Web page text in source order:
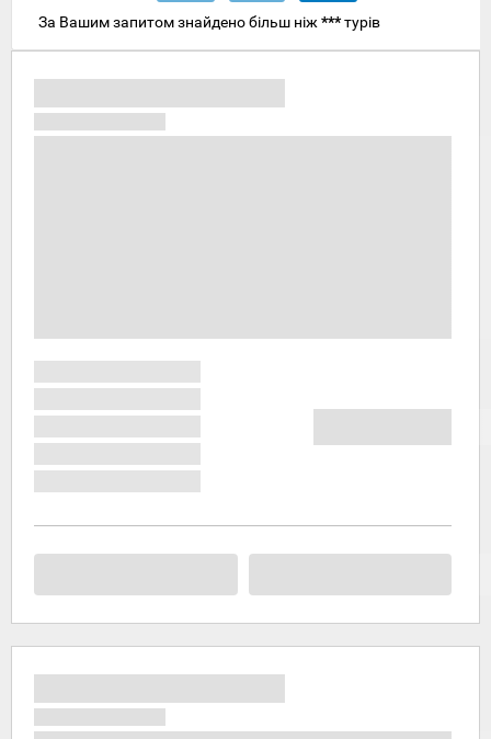
За Вашим запитом знайдено більш ніж ***турів